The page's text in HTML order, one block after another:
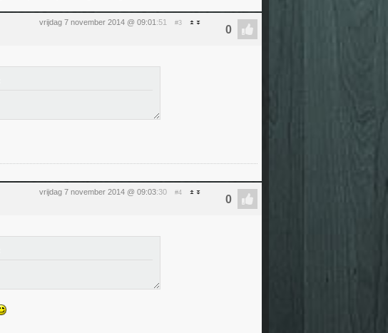
vrijdag 7 november 2014 @ 09:01 :51 #3
vrijdag 7 november 2014 @ 09:03:30 #4